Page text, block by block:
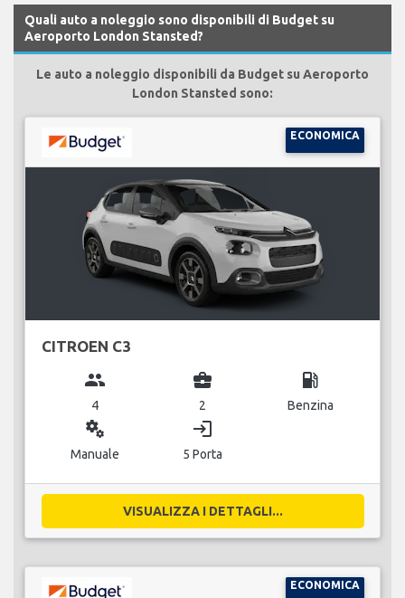
Quali auto a noleggio sono disponibili di Budget su
Aeroporto London Stansted?
Le auto a noleggio disponibili da Budget su Aeroporto
London Stansted sono:
ECONOMICA
CITROEN C3
group
4
business_center
2
local_gas_station
Benzina
miscellaneous_services
Manuale
login
5 Porta
VISUALIZZA I DETTAGLI...
ECONOMICA